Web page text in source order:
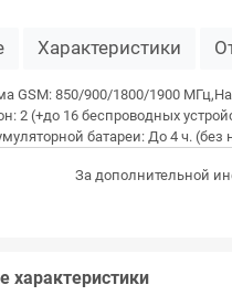
Характеристики
GSM: 850/900/1800/1900
2 (+до 16 беспроводных
батареи: До 4 ч.
За дополнительной
характеристики